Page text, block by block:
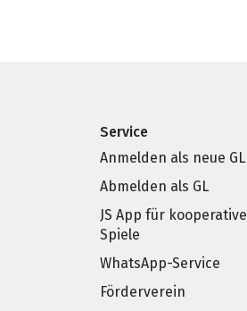
Service
Anmelden als neue GL
Abmelden als GL
JS App für kooperative
Spiele
WhatsApp-Service
Förderverein